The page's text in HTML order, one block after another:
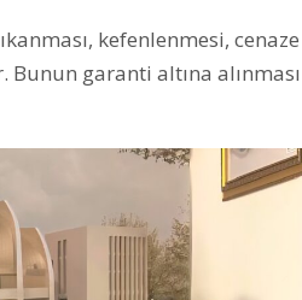
kefenlenmesi, cenaze
Bunun garanti altına alınması